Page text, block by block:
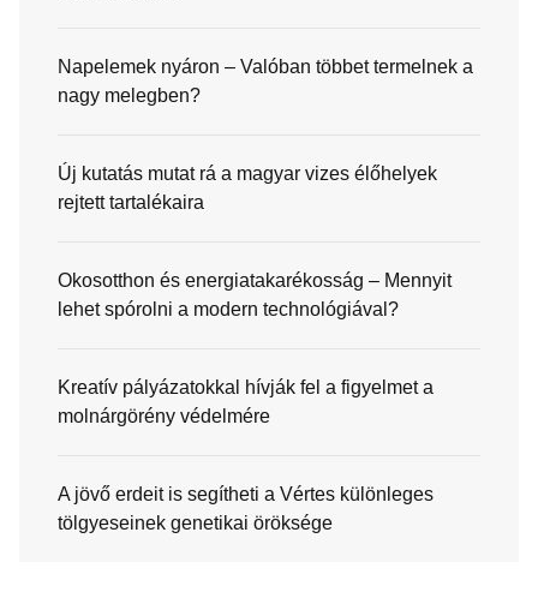
Napelemek nyáron – Valóban többet termelnek a
nagy melegben?
Új kutatás mutat rá a magyar vizes élőhelyek
rejtett tartalékaira
Okosotthon és energiatakarékosság – Mennyit
lehet spórolni a modern technológiával?
Kreatív pályázatokkal hívják fel a figyelmet a
molnárgörény védelmére
A jövő erdeit is segítheti a Vértes különleges
tölgyeseinek genetikai öröksége